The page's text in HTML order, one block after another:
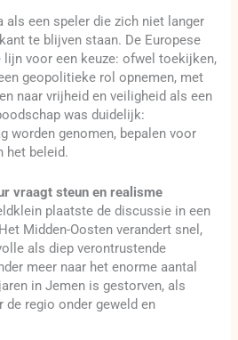
als een speler die zich niet langer
te blijven staan. De Europese
lijn voor een keuze: ofwel toekijken,
geopolitieke rol opnemen, met
naar vrijheid en veiligheid als een
was duidelijk:
worden genomen, bepalen voor
het beleid.
vraagt steun en realisme
plaatste de discussie in een
Midden-Oosten verandert snel,
als diep verontrustende
meer naar het enorme aantal
in Jemen is gestorven, als
de regio onder geweld en